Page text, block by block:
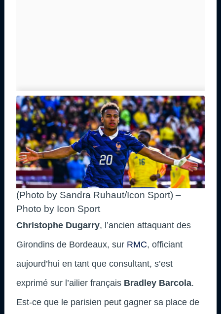
(Photo by Sandra Ruhaut/Icon Sport) –
Photo by Icon Sport
Christophe Dugarry, l’ancien attaquant des
Girondins de Bordeaux, sur RMC, officiant
aujourd’hui en tant que consultant, s’est
exprimé sur l’ailier français Bradley Barcola.
Est-ce que le parisien peut gagner sa place de